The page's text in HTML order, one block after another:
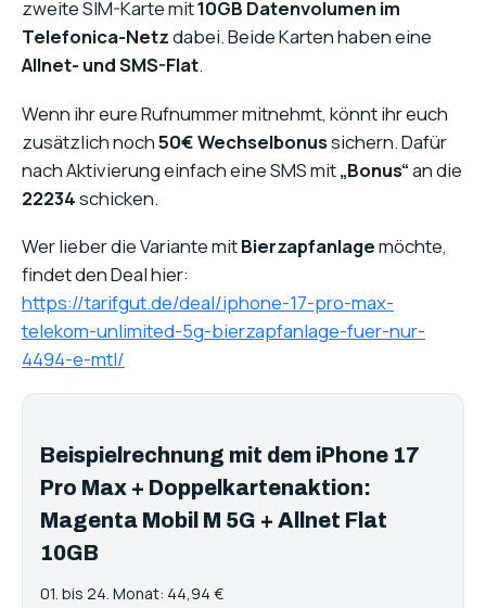
zweite SIM-Karte mit10GB Datenvolumen im
Telefonica-Netzdabei. Beide Karten haben eine
Allnet- und SMS-Flat.
Wenn ihr eure Rufnummer mitnehmt, könnt ihr euch
zusätzlich noch50€ Wechselbonussichern. Dafür
nach Aktivierung einfach eine SMS mit„Bonus“an die
22234schicken.
Wer lieber die Variante mitBierzapfanlagemöchte,
findet den Deal hier:
https://tarifgut.de/deal/iphone-17-pro-max-
telekom-unlimited-5g-bierzapfanlage-fuer-nur-
4494-e-mtl/
Beispielrechnung mit dem iPhone 17
Pro Max + Doppelkartenaktion:
Magenta Mobil M 5G + Allnet Flat
10GB
01. bis 24. Monat: 44,94 €